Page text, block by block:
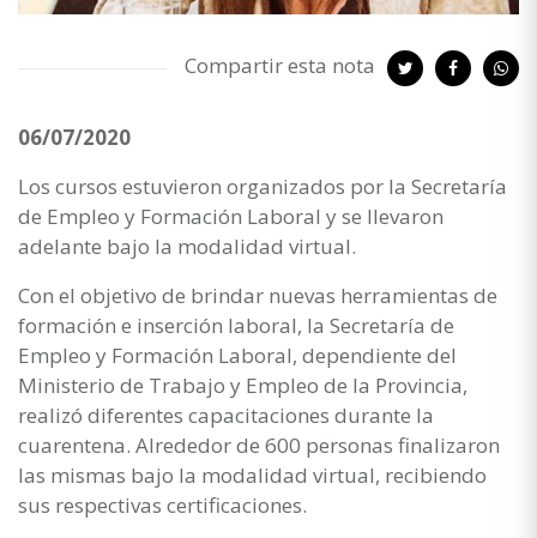
Compartir esta nota
06/07/2020
Los cursos estuvieron organizados por la Secretaría
de Empleo y Formación Laboral y se llevaron
adelante bajo la modalidad virtual.
Con el objetivo de brindar nuevas herramientas de
formación e inserción laboral, la Secretaría de
Empleo y Formación Laboral, dependiente del
Ministerio de Trabajo y Empleo de la Provincia,
realizó diferentes capacitaciones durante la
cuarentena. Alrededor de 600 personas finalizaron
las mismas bajo la modalidad virtual, recibiendo
sus respectivas certificaciones.